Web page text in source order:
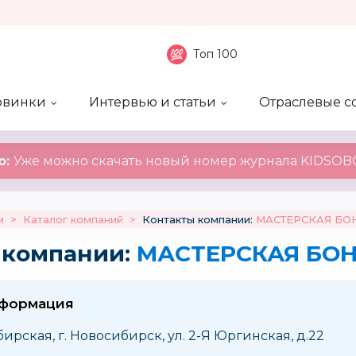
Топ 100
Интервью и статьи
Отраслевые
Уже можно скачать новый номер журнала
> Каталог компаний > Контакты компании: МАСТЕРСКАЯ
МАСТЕРСКАЯ
г. Новосибирск, ул. 2-Я Юргинская, д.22